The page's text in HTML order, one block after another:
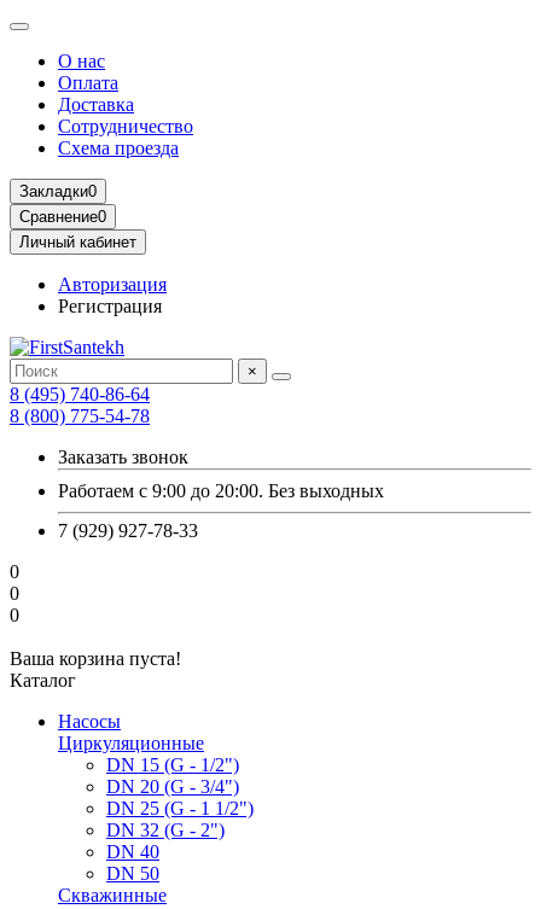
О нас
Оплата
Доставка
Сотрудничество
Схема проезда
Закладки0
Сравнение0
Личный кабинет
Авторизация
Регистрация
×
8 (495) 740-86-64
8 (800) 775-54-78
Заказать звонок
Работаем с 9:00 до 20:00. Без выходных
7 (929) 927-78-33
0
0
0
Ваша корзина пуста!
Каталог
Насосы
Циркуляционные
DN 15 (G - 1/2")
DN 20 (G - 3/4")
DN 25 (G - 1 1/2")
DN 32 (G - 2")
DN 40
DN 50
Скважинные